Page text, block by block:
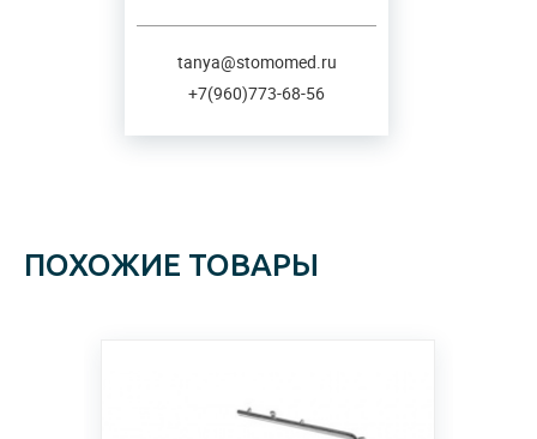
tanya@stomomed.ru
+7(960)773-68-56
ПОХОЖИЕ ТОВАРЫ